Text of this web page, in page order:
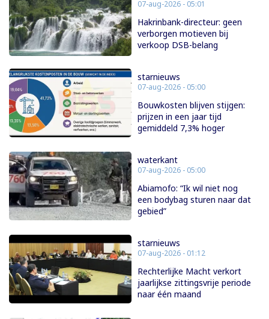
07-aug-2026 - 05:01
Hakrinbank-directeur: geen
verborgen motieven bij
verkoop DSB-belang
starnieuws
07-aug-2026 - 05:00
Bouwkosten blijven stijgen:
prijzen in een jaar tijd
gemiddeld 7,3% hoger
waterkant
07-aug-2026 - 05:00
Abiamofo: “Ik wil niet nog
een bodybag sturen naar dat
gebied”
starnieuws
07-aug-2026 - 01:12
Rechterlijke Macht verkort
jaarlijkse zittingsvrije periode
naar één maand